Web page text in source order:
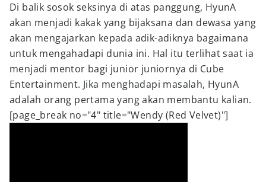
Di balik sosok seksinya di atas panggung, HyunA
akan menjadi kakak yang bijaksana dan dewasa yang
akan mengajarkan kepada adik-adiknya bagaimana
untuk mengahadapi dunia ini. Hal itu terlihat saat ia
menjadi mentor bagi junior juniornya di Cube
Entertainment. Jika menghadapi masalah, HyunA
adalah orang pertama yang akan membantu kalian.
[page_break no="4" title="Wendy (Red Velvet)"]